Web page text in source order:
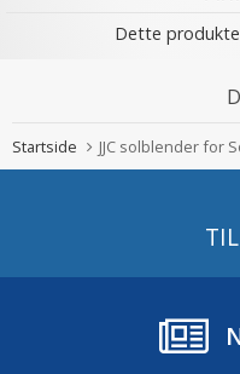
Dette
Startside JJC solblender for